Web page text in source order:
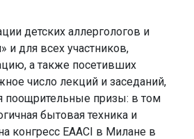
детских аллергологов и
и для всех участников,
а также посетивших
число лекций и заседаний,
поощрительные призы: в том
бытовая техника и
конгресс EAACI в Милане в